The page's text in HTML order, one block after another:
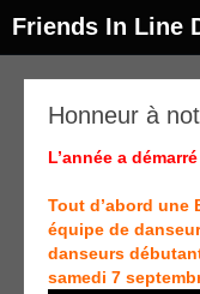
Friends In Line
Honneur à
L’année a
Tout d’abord une
équipe de
danseurs
samedi 7